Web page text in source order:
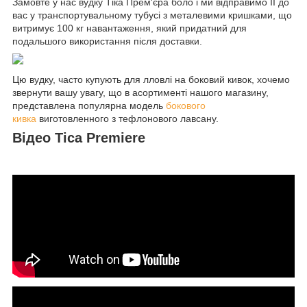
вас у транспортувальному тубусі з металевими кришками, що
витримує 100 кг навантаження, який придатний для
подальшого використання після доставки.
Цю вудку, часто купують для лловлі на боковий кивок, хочемо
звернути вашу увагу, що в асортименті нашого магазину,
представлена популярна модель бокового
кивка виготовленного з тефлонового лавсану.
Відео Tica Premiere